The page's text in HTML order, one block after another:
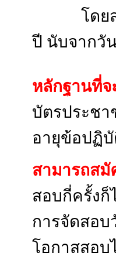
โดยส่วน
ปี นับจากวั
หลักฐานที่จ
บัตรประชา
อายุข้อปฏิ
สามารถสมั
สอบกี่ครั้งก็
การจัดสอ
โอกาสสอบ